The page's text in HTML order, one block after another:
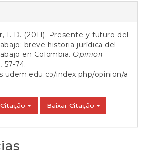
I. D. (2011). Presente y futuro del
breve historia jurídica del
en Colombia. Opinión
57-74.
index.php/opinion/a
Baixar Citação